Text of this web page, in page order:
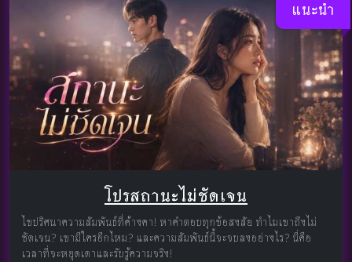
แนะนำ
โปรสถานะไม่ชัดเจน
ไขปริศนาความสัมพันธ์ที่ค้างคา! หาคำตอบทุกข้อสงสัย ทำไมเขาถึงไม่
ชัดเจน? เขามีใครอีกไหม? และความสัมพันธ์นี้จะจบลงอย่างไร? นี่คือ
เวลาที่จะหยุดเดาและรับรู้ความจริง!